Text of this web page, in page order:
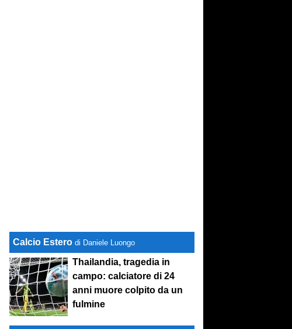
Calcio Estero di Daniele Luongo
Thailandia, tragedia in
campo: calciatore di 24
anni muore colpito da un
fulmine